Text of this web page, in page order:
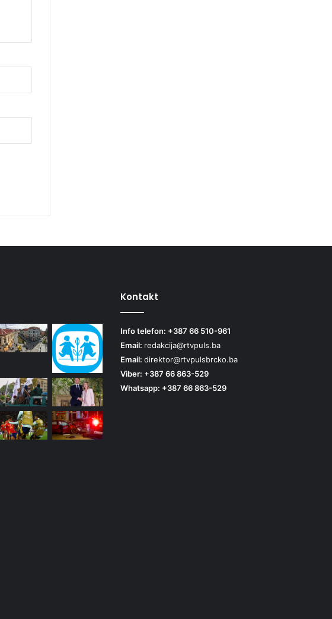
Kontakt
Info telefon: +387 66 510-961
Email: redakcija@rtvpuls.ba
Email: direktor@rtvpulsbrcko.ba
Viber: +387 66 863-529
Whatsapp: +387 66 863-529